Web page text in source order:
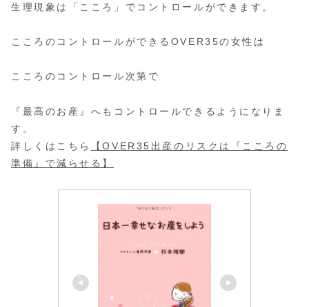
生理現象は「こころ」でコントロールができます。
こころのコントロールができるOVER35の女性は
こころのコントロール次第で
『最高のお産』へもコントロールできるようになりま
す。
詳しくはこちら
【OVER35出産のリスクは『こころの
準備』で減らせる】